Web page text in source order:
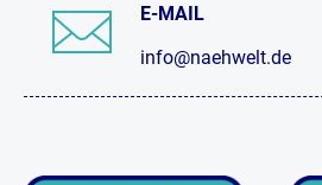
E-MAIL
info@naehwelt.de